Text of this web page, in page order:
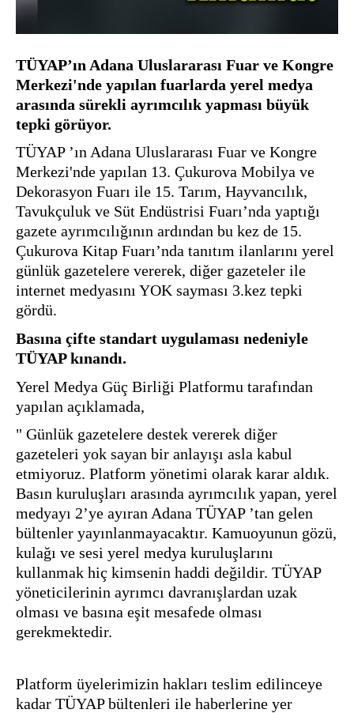
TÜYAP’ın Adana Uluslararası Fuar ve Kongre
Merkezi'nde yapılan fuarlarda yerel medya
arasında sürekli ayrımcılık yapması büyük
tepki görüyor.
TÜYAP ’ın Adana Uluslararası Fuar ve Kongre
Merkezi'nde yapılan 13. Çukurova Mobilya ve
Dekorasyon Fuarı ile 15. Tarım, Hayvancılık,
Tavukçuluk ve Süt Endüstrisi Fuarı’nda yaptığı
gazete ayrımcılığının ardından bu kez de 15.
Çukurova Kitap Fuarı’nda tanıtım ilanlarını yerel
günlük gazetelere vererek, diğer gazeteler ile
internet medyasını YOK sayması 3.kez tepki
gördü.
Basına çifte standart uygulaması nedeniyle
TÜYAP kınandı.
Yerel Medya Güç Birliği Platformu tarafından
yapılan açıklamada,
" Günlük gazetelere destek vererek diğer
gazeteleri yok sayan bir anlayışı asla kabul
etmiyoruz. Platform yönetimi olarak karar aldık.
Basın kuruluşları arasında ayrımcılık yapan, yerel
medyayı 2’ye ayıran Adana TÜYAP ’tan gelen
bültenler yayınlanmayacaktır. Kamuoyunun gözü,
kulağı ve sesi yerel medya kuruluşlarını
kullanmak hiç kimsenin haddi değildir. TÜYAP
yöneticilerinin ayrımcı davranışlardan uzak
olması ve basına eşit mesafede olması
gerekmektedir.
Platform üyelerimizin hakları teslim edilinceye
kadar TÜYAP bültenleri ile haberlerine yer